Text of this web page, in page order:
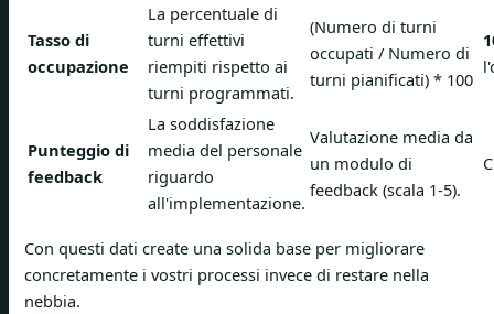
Tasso di
occupazione
La percentuale di
turni effettivi
riempiti rispetto ai
turni programmati.
(Numero di turni
occupati / Numero di
turni pianificati) * 100
Punteggio di
feedback
La soddisfazione
media del personale
riguardo
all'implementazione.
Valutazione media da
un modulo di
feedback (scala 1-5).
Con questi dati create una solida base per migliorare
concretamente i vostri processi invece di restare nella
nebbia.